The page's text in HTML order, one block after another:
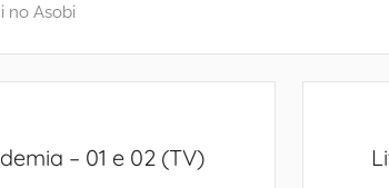
no Asobi
– 01 e 02 (TV)